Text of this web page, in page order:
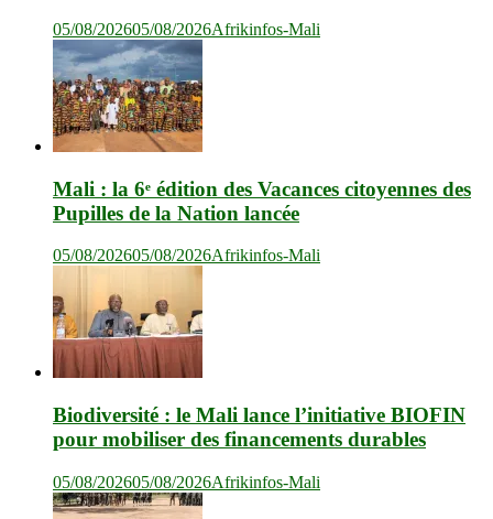
05/08/202605/08/2026Afrikinfos-Mali
Mali : la 6ᵉ édition des Vacances citoyennes des
Pupilles de la Nation lancée
05/08/202605/08/2026Afrikinfos-Mali
Biodiversité : le Mali lance l’initiative BIOFIN
pour mobiliser des financements durables
05/08/202605/08/2026Afrikinfos-Mali